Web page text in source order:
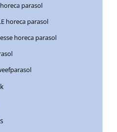
parasol
horeca parasol
horeca parasol